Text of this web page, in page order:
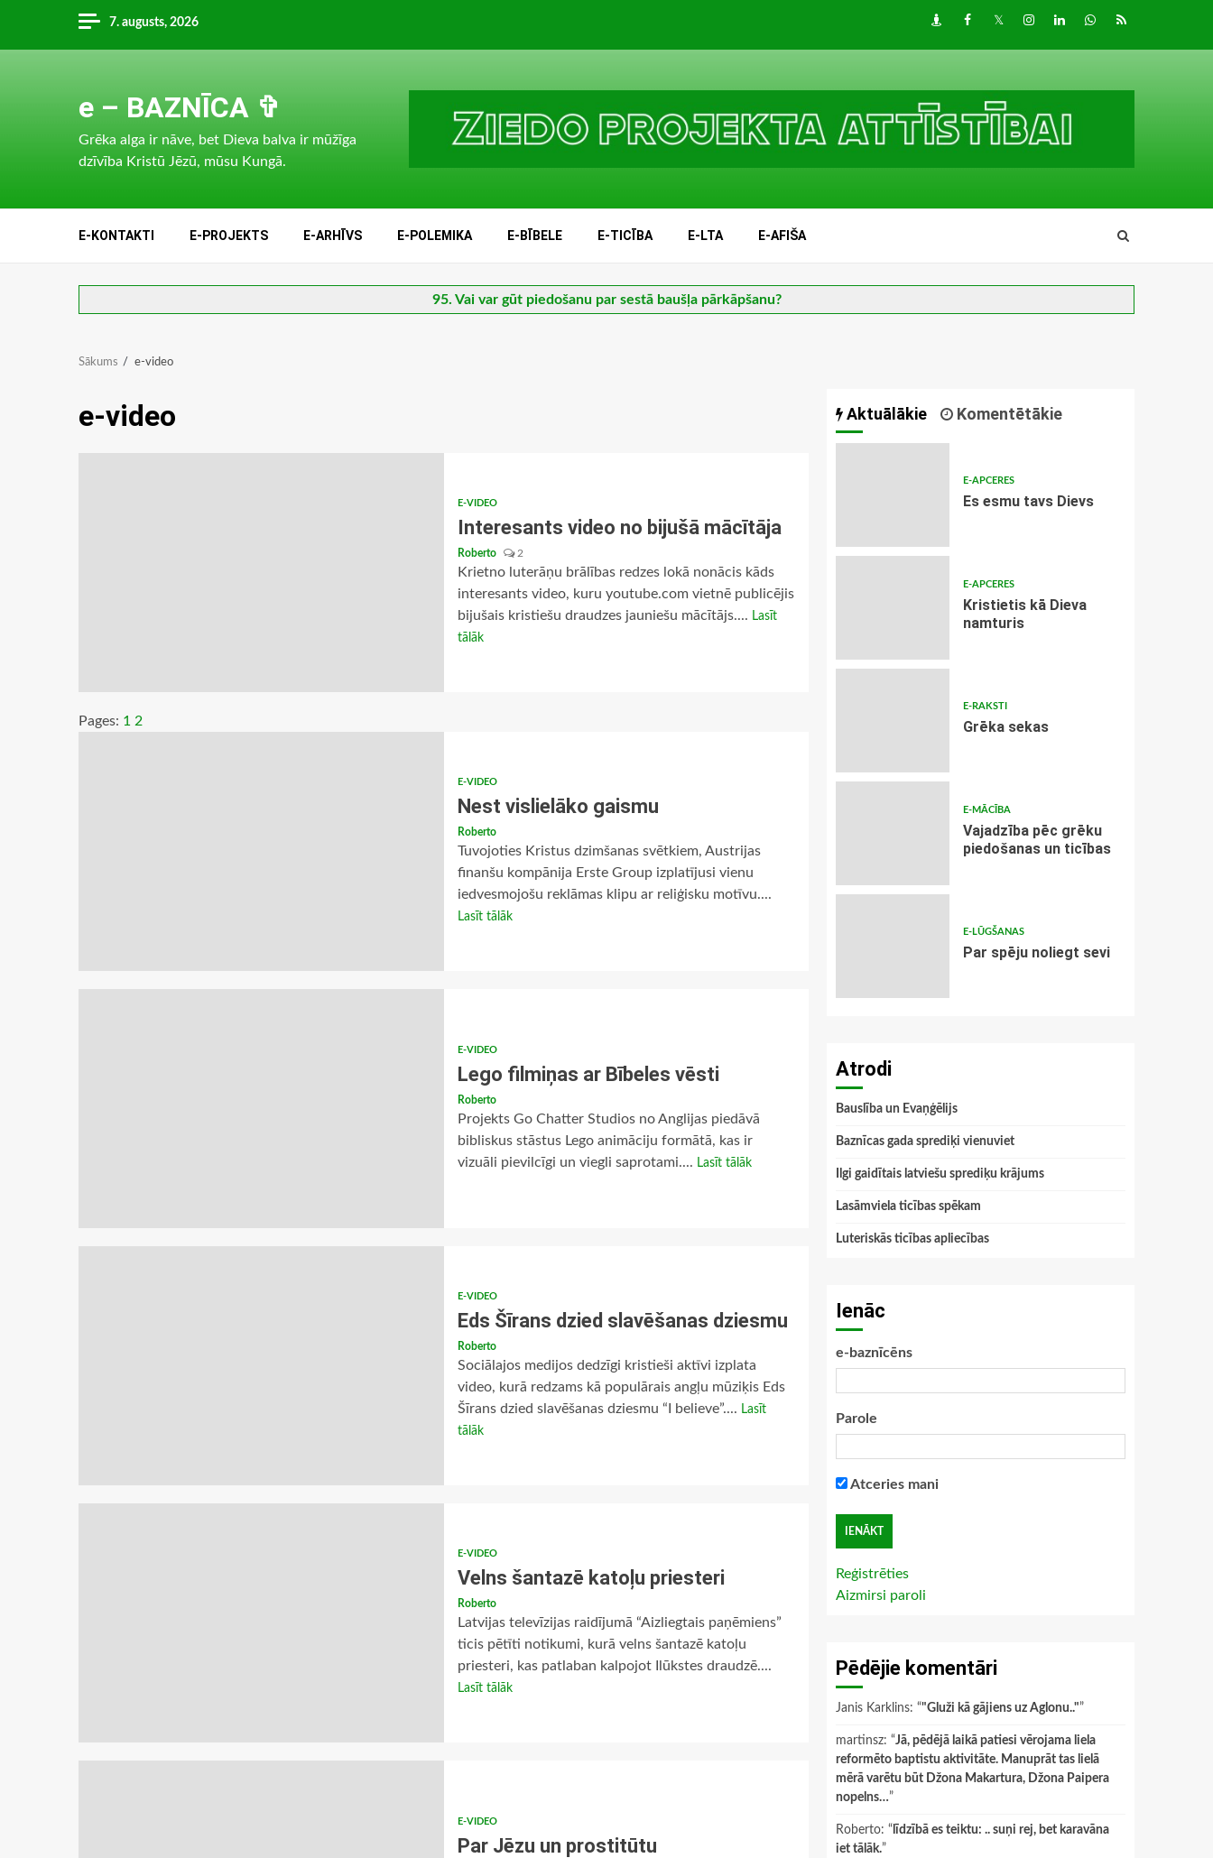
content
7. augusts, 2026 DraugiemFacebook
TwitterInstagram
LinkedInwhatsapp
RSS
e – BAZNĪCA ✞
Grēka alga ir nāve, bet Dieva balva ir mūžīga
dzīvība Kristū Jēzū, mūsu Kungā.
E-KONTAKTI E-PROJEKTS E-ARHĪVS E-POLEMIKA E-BĪBELE E-TICĪBA E-LTA E-AFIŠA
95. Vai var gūt piedošanu par sestā baušļa pārkāpšanu?
Sākums e-video
e-video
E-VIDEO
Interesants video no bijušā mācītāja
Roberto 2
Krietno luterāņu brālības redzes lokā nonācis kāds
interesants video, kuru youtube.com vietnē publicējis
bijušais kristiešu draudzes jauniešu mācītājs.... Lasīt
tālāk
Pages: 1 2
E-VIDEO
Nest vislielāko gaismu
Roberto
Tuvojoties Kristus dzimšanas svētkiem, Austrijas
finanšu kompānija Erste Group izplatījusi vienu
iedvesmojošu reklāmas klipu ar reliģisku motīvu....
Lasīt tālāk
E-VIDEO
Lego filmiņas ar Bībeles vēsti
Roberto
Projekts Go Chatter Studios no Anglijas piedāvā
bibliskus stāstus Lego animāciju formātā, kas ir
vizuāli pievilcīgi un viegli saprotami.... Lasīt tālāk
E-VIDEO
Eds Šīrans dzied slavēšanas dziesmu
Roberto
Sociālajos medijos dedzīgi kristieši aktīvi izplata
video, kurā redzams kā populārais angļu mūziķis Eds
Šīrans dzied slavēšanas dziesmu “I believe”.... Lasīt
tālāk
E-VIDEO
Velns šantazē katoļu priesteri
Roberto
Latvijas televīzijas raidījumā “Aizliegtais paņēmiens”
ticis pētīti notikumi, kurā velns šantazē katoļu
priesteri, kas patlaban kalpojot Ilūkstes draudzē....
Lasīt tālāk
E-VIDEO
Par Jēzu un prostitūtu
Aktuālākie Komentētākie
E-APCERES
Es esmu tavs Dievs
E-APCERES
Kristietis kā Dieva
namturis
E-RAKSTI
Grēka sekas
E-MĀCĪBA
Vajadzība pēc grēku
piedošanas un ticības
E-LŪGŠANAS
Par spēju noliegt sevi
Atrodi
Bauslība un Evaņģēlijs
Baznīcas gada sprediķi vienuviet
Ilgi gaidītais latviešu sprediķu krājums
Lasāmviela ticības spēkam
Luteriskās ticības apliecības
Ienāc
e-baznīcēns
Parole
Atceries mani
Reģistrēties
Aizmirsi paroli
Pēdējie komentāri
Janis Karklins: “"Gluži kā gājiens uz Aglonu.."”
martinsz: “Jā, pēdējā laikā patiesi vērojama liela
reformēto baptistu aktivitāte. Manuprāt tas lielā
mērā varētu būt Džona Makartura, Džona Paipera
nopelns…”
Roberto: “ līdzībā es teiktu: .. suņi rej, bet karavāna
iet tālāk.”